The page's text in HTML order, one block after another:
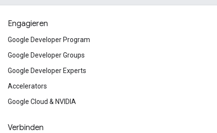
Engagieren
Google Developer Program
Google Developer Groups
Google Developer Experts
Accelerators
Google Cloud & NVIDIA
Verbinden